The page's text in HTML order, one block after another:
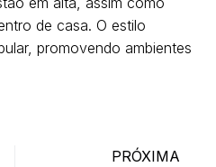
de casa. O estilo
promovendo ambientes
PRÓXIMA